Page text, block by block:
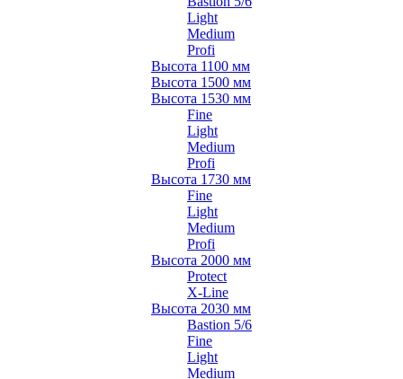
Light
Medium
Profi
Высота 1100 мм
Высота 1500 мм
Высота 1530 мм
Fine
Light
Medium
Profi
Высота 1730 мм
Fine
Light
Medium
Profi
Высота 2000 мм
Protect
X-Line
Высота 2030 мм
Bastion 5/6
Fine
Light
Medium